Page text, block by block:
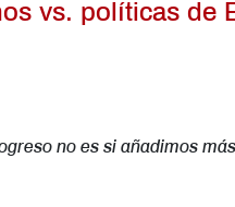
vs. políticas de
no es si añadimos